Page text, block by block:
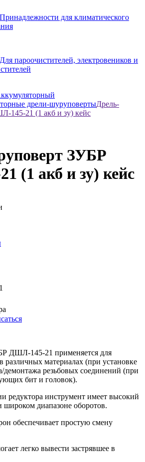
Принадлежности для климатического
Для пароочистителей, электровеников и
дрели-шуруповертыДрель-
145-21 (1 акб и зу) кейс
ЗУБР
(1 акб и зу) кейс
ДШЛ-145-21 применяется для
различных материалах (при установке
демонтажа резьбовых соединений (при
бит и головок).
редуктора инструмент имеет высокий
диапазоне оборотов.
обеспечивает простую смену
легко вывести застрявшее в